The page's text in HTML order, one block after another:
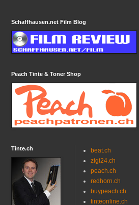
Schaffhausen.net Film Blog
Peach Tinte & Toner Shop
Tinte.ch
beat.ch
zigi24.ch
peach.ch
redhorn.ch
buypeach.ch
tinteonline.ch